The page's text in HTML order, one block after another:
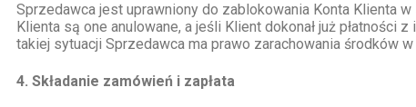
Sprzedawca jest uprawniony do zablokowania Konta Klienta
Klienta są one anulowane, a jeśli Klient dokonał już
takiej sytuacji Sprzedawca ma prawo zarachowania środków
4. Składanie zamówień i zapłata